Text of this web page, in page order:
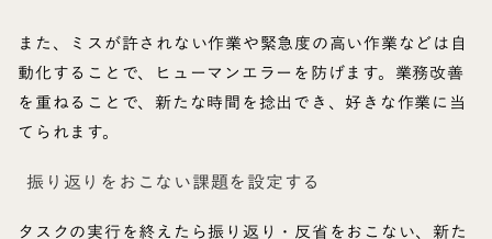
また、ミスが許されない作業や緊急度の高い作業などは自
動化することで、ヒューマンエラーを防げます。業務改善
を重ねることで、新たな時間を捻出でき、好きな作業に当
てられます。
振り返りをおこない課題を設定する
タスクの実行を終えたら振り返り・反省をおこない、新た